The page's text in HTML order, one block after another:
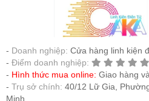
Doanh nghiệp: Cửa hàng linh kiện
Điểm doanh nghiệp:
Hình thức mua online: Giao hàng
Trụ sở chính: 40/12 Lữ Gia,
Minh